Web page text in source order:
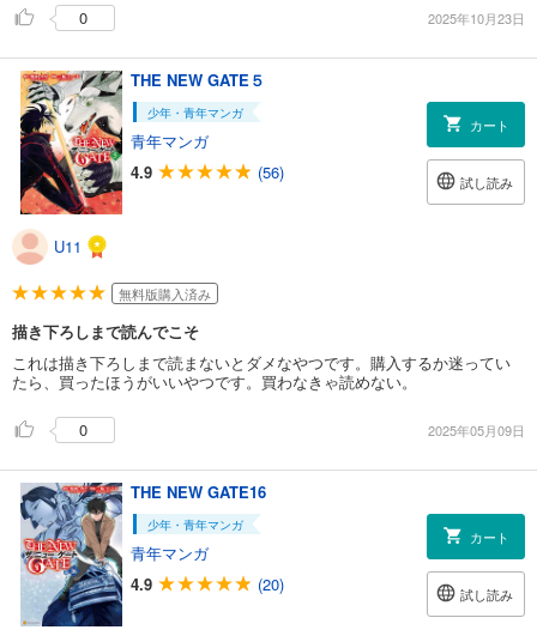
0
2025年10月23日
THE NEW GATE５
少年・青年マンガ
青年マンガ
4.9
(56)
カート
試し読み
U11
無料版購入済み
描き下ろしまで読んでこそ
これは描き下ろしまで読まないとダメなやつです。購入するか迷ってい
たら、買ったほうがいいやつです。買わなきゃ読めない。
0 2025年05月09日
THE NEW GATE16
少年・青年マンガ
青年マンガ
4.9
(20)
カート
試し読み